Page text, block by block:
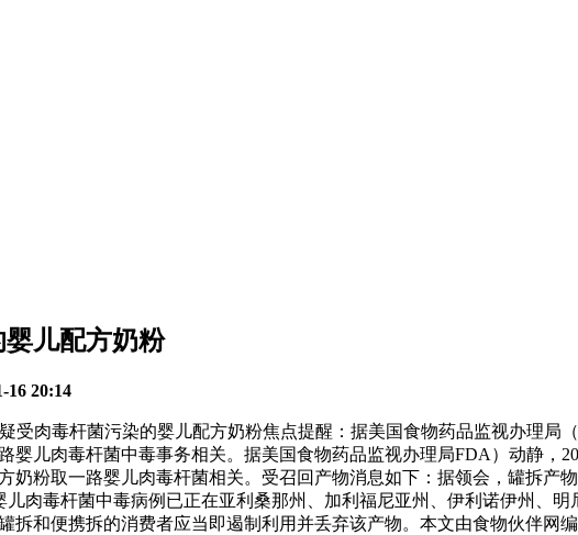
儿配方奶粉
16 20:14
毒杆菌污染的婴儿配方奶粉焦点提醒：据美国食物药品监视办理局（
婴儿肉毒杆菌中毒事务相关。据美国食物药品监视办理局FDA）动静，
奶粉取一路婴儿肉毒杆菌相关。受召回产物消息如下：据领会，罐拆产
儿肉毒杆菌中毒病例已正在亚利桑那州、加利福尼亚州、伊利诺伊州、
拆和便携拆的消费者应当即遏制利用并丢弃该产物。本文由食物伙伴